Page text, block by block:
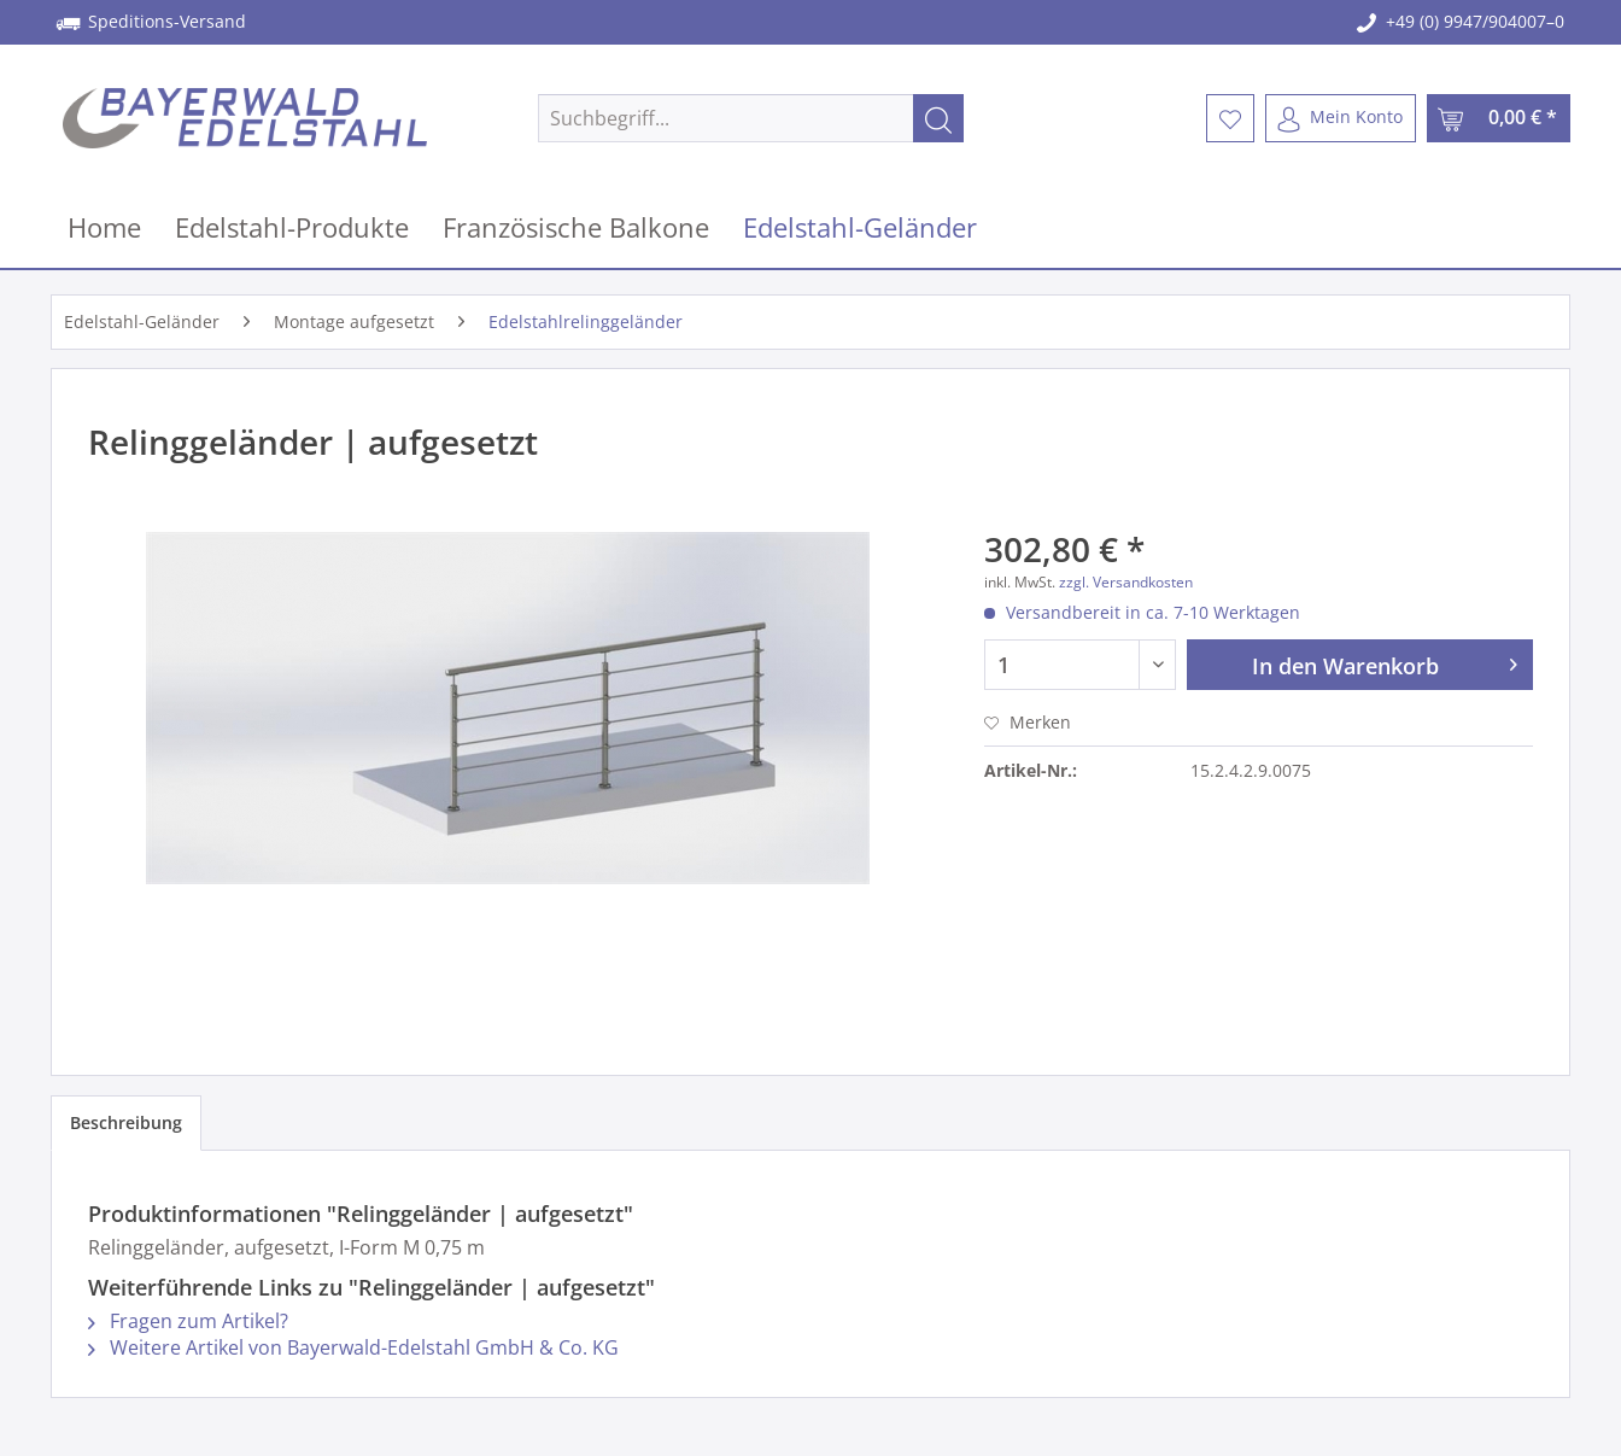
Speditions-Versand +49 (0) 9947/904007–0
Mein Konto 0,00 € *
Home Edelstahl-Produkte Französische Balkone Edelstahl-Geländer
Edelstahl-Geländer Montage aufgesetzt Edelstahlrelinggeländer
Relinggeländer | aufgesetzt
302,80 € *
inkl. MwSt.zzgl. Versandkosten
Versandbereit in ca. 7-10 Werktagen
In den Warenkorb
Merken
Artikel-Nr.: 15.2.4.2.9.0075
Beschreibung
Produktinformationen "Relinggeländer | aufgesetzt"
Relinggeländer, aufgesetzt, I-Form M 0,75 m
Weiterführende Links zu "Relinggeländer | aufgesetzt"
Fragen zum Artikel?
Weitere Artikel von Bayerwald-Edelstahl GmbH & Co. KG